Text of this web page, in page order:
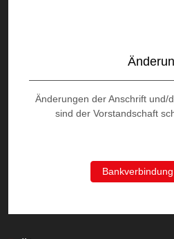
Änderungen der Anschrift und/
sind der Vorstandschaft